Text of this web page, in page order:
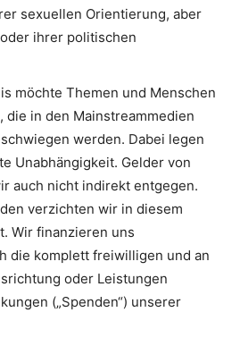
sexuellen Orientierung, aber
ihrer politischen
möchte Themen und Menschen
die in den Mainstreammedien
werden. Dabei legen
Unabhängigkeit. Gelder von
auch nicht indirekt entgegen.
verzichten wir in diesem
Wir finanzieren uns
die komplett freiwilligen und an
oder Leistungen
(„Spenden“) unserer